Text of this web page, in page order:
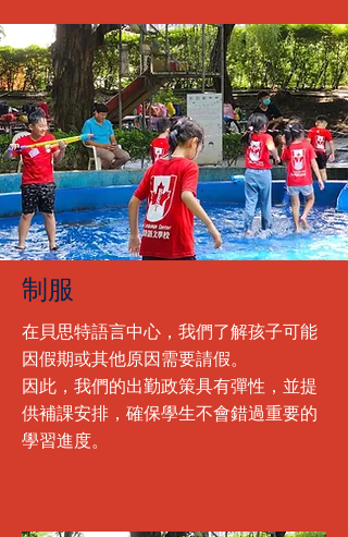
制服
在貝思特語言中心，我們了解孩子可能
因假期或其他原因需要請假。
因此，我們的出勤政策具有彈性，並提
供補課安排，確保學生不會錯過重要的
學習進度。